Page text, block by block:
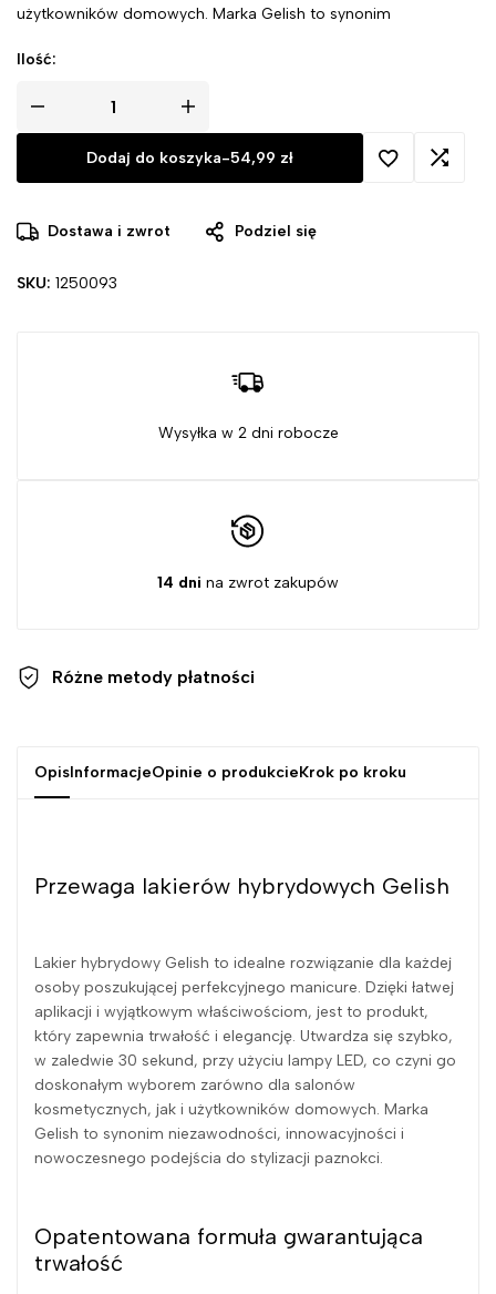
użytkowników domowych. Marka Gelish to synonim
stylizacji paznokci.
Ilość:
Dodaj do koszyka-54,99 zł
Dostawa i zwrot Podziel się
SKU: 1250093
Wysyłka w 2 dni robocze
14 dni na zwrot zakupów
Różne metody płatności
OpisInformacjeOpinie o produkcieKrok po kroku
Przewaga lakierów hybrydowych Gelish
Lakier hybrydowy Gelish to idealne rozwiązanie dla każdej
osoby poszukującej perfekcyjnego manicure. Dzięki łatwej
aplikacji i wyjątkowym właściwościom, jest to produkt,
który zapewnia trwałość i elegancję. Utwardza się szybko,
w zaledwie 30 sekund, przy użyciu lampy LED, co czyni go
doskonałym wyborem zarówno dla salonów
kosmetycznych, jak i użytkowników domowych. Marka
Gelish to synonim niezawodności, innowacyjności i
nowoczesnego podejścia do stylizacji paznokci.
Opatentowana formuła gwarantująca
trwałość